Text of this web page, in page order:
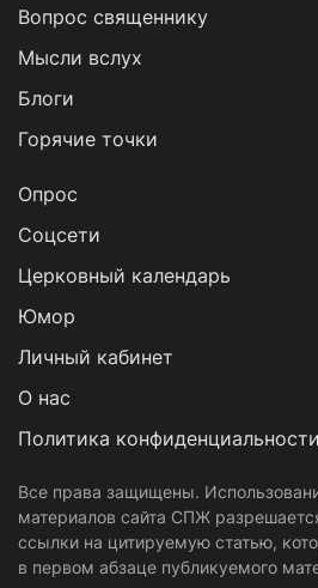
Вопрос священнику
Мысли вслух
Блоги
Горячие точки
Опрос
Cоцсети
Церковный календарь
Юмор
Личный кабинет
О нас
Политика конфиденциальности
Все права защищены.
материалов сайта СПЖ
ссылки на цитируемую статью,
в первом абзаце публикуемого